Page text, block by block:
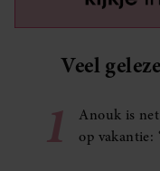
Veel
1
Anouk is
op vakantie: